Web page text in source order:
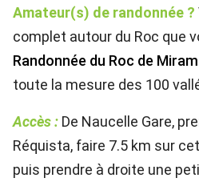
Amateur(s) de randonnée ?
complet autour du Roc que
Randonnée du Roc de
toute la mesure des 100
Accès : De Naucelle Gare,
Réquista, faire 7.5 km sur
puis prendre à droite une